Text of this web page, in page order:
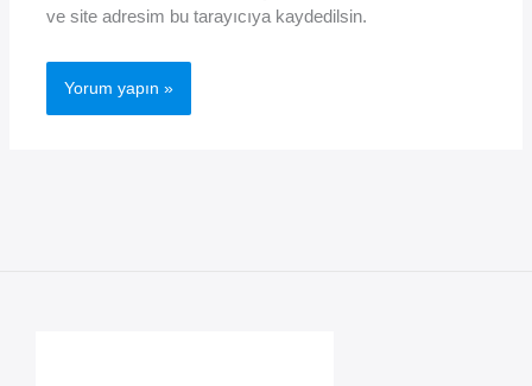
ve site adresim bu tarayıcıya kaydedilsin.